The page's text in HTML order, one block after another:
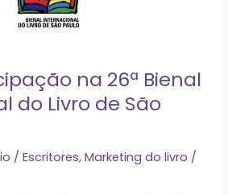
na 26ª Bienal
do Livro de São
/Escritores,Marketing do livro /